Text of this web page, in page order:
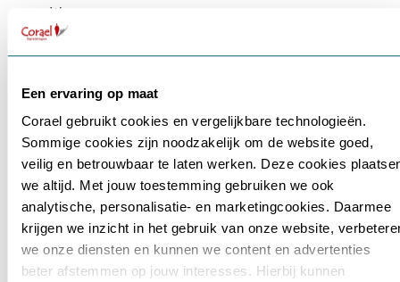
Een ervaring op maat
Corael gebruikt cookies en vergelijkbare technologieën.
Sommige cookies zijn noodzakelijk om de website goed,
veilig en betrouwbaar te laten werken. Deze cookies
we altijd. Met jouw toestemming gebruiken we ook
analytische, personalisatie- en marketingcookies. Daarmee
krijgen we inzicht in het gebruik van onze website,
we onze diensten en kunnen we content en advertenties
beter afstemmen op jouw interesses. Hierbij kunnen
Wees
sterk
plezier
Doe
je
best
(DJB)
Maak
voort
of
Schiet
op
Gebruikersnaam of e-mailadres *
Wachtwoord*